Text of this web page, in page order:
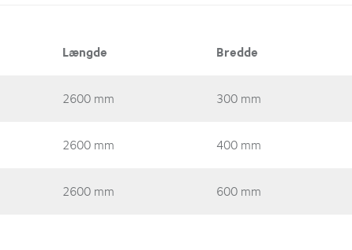
Længde Bredde
2600 mm 300 mm
2600 mm 400 mm
2600 mm 600 mm